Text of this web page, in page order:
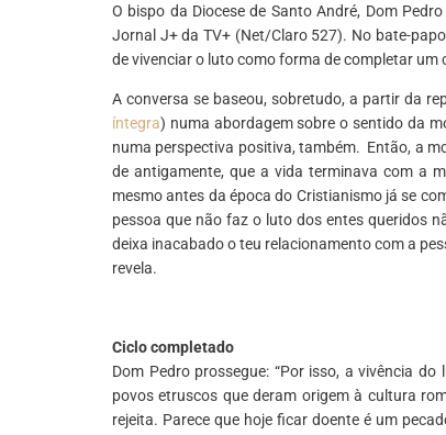
O bispo da Diocese de Santo André, Dom
Jornal J+ da TV+ (Net/Claro 527). No bate-
de vivenciar o luto como forma de completar um
A conversa se baseou, sobretudo, a partir da
íntegra) numa abordagem sobre o sentido da
numa perspectiva positiva, também. Então, a
de antigamente, que a vida terminava com a
mesmo antes da época do Cristianismo já se
pessoa que não faz o luto dos entes queridos
deixa inacabado o teu relacionamento com a
revela.
Ciclo completado
Dom Pedro prossegue: “Por isso, a vivência
povos etruscos que deram origem à cultura
rejeita. Parece que hoje ficar doente é um